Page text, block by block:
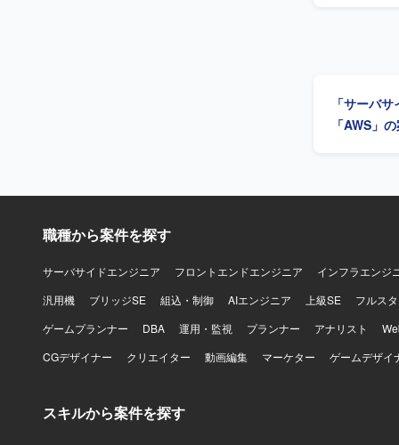
で一貫し
との打合せ
「サーバ
「AWS」
職種から案件を探す
サーバサイドエンジニア フロントエンドエンジニア
インフラエンジ
汎用機
ブリッジSE 組込・制御 AIエンジニア 上級SE
フルス
ゲームプランナー
DBA 運用・監視 プランナー アナリスト
CGデザイナー
クリエイター 動画編集 マーケター ゲームデザイ
スキルから案件を探す